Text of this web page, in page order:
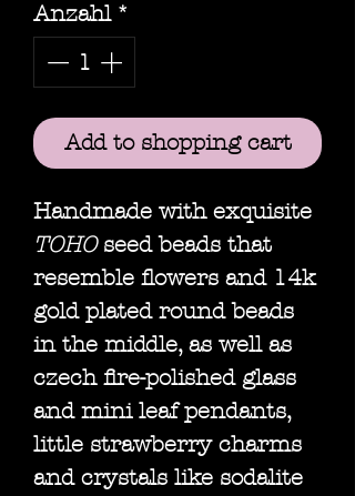
Anzahl *
Add to shopping cart
Handmade with exquisite
TOHOseed beads that
resemble flowers and 14k
gold plated round beads
in the middle, as well as
czech fire-polished glass
and mini leaf pendants,
little strawberry charms
and crystals like sodalite